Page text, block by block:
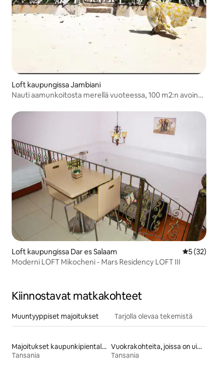
Loft kaupungissa Jambiani
Nauti aamunkoitosta merellä vuoteessa, 100 m2:n avoin
Loft kaupungissa Dar es Salaam
5 (32)
Moderni LOFT Mikocheni - Mars Residency LOFT III
Kiinnostavat matkakohteet
Muuntyyppiset majoitukset Tarjolla olevaa tekemistä
Majoitukset kaupunkipientaloissa
Tansania
Vuokrakohteita, joissa on uima-allas
Tansania